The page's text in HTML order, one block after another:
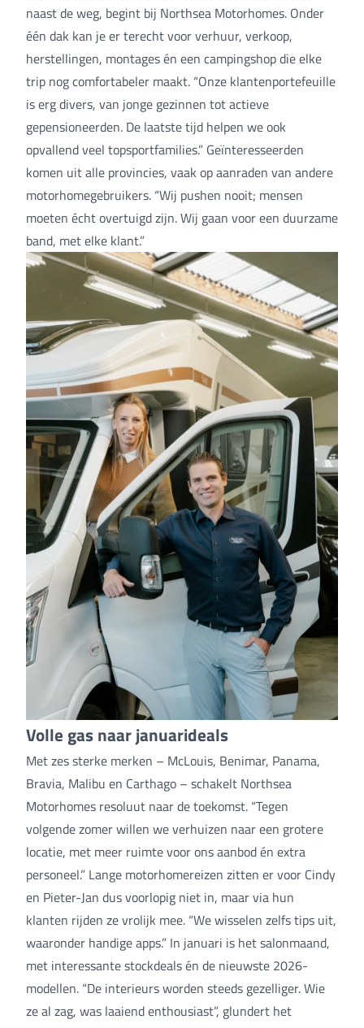
naast de weg, begint bij Northsea Motorhomes. Onder
één dak kan je er terecht voor verhuur, verkoop,
herstellingen, montages én een campingshop die elke
trip nog comfortabeler maakt. “Onze klantenportefeuille
is erg divers, van jonge gezinnen tot actieve
gepensioneerden. De laatste tijd helpen we ook
opvallend veel topsportfamilies.” Geïnteresseerden
komen uit alle provincies, vaak op aanraden van andere
motorhomegebruikers. “Wij pushen nooit; mensen
moeten écht overtuigd zijn. Wij gaan voor een duurzame
band, met elke klant.”
Volle gas naar januarideals
Met zes sterke merken – McLouis, Benimar, Panama,
Bravia, Malibu en Carthago – schakelt Northsea
Motorhomes resoluut naar de toekomst. “Tegen
volgende zomer willen we verhuizen naar een grotere
locatie, met meer ruimte voor ons aanbod én extra
personeel.” Lange motorhomereizen zitten er voor Cindy
en Pieter-Jan dus voorlopig niet in, maar via hun
klanten rijden ze vrolijk mee. “We wisselen zelfs tips uit,
waaronder handige apps.” In januari is het salonmaand,
met interessante stockdeals én de nieuwste 2026-
modellen. “De interieurs worden steeds gezelliger. Wie
ze al zag, was laaiend enthousiast”, glundert het